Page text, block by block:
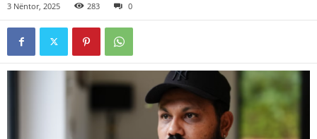
3 Nëntor, 2025 283 0